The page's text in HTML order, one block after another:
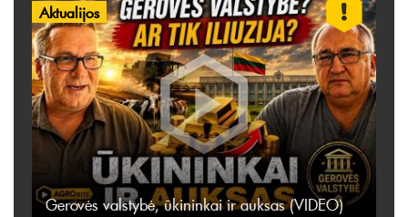
Aktualijos
Gerovės valstybė, ūkininkai ir auksas (VIDEO)